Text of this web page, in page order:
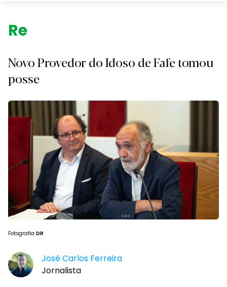
Região.
Novo Provedor do Idoso de Fafe tomou
posse
Fotografia DR
José Carlos Ferreira
Jornalista